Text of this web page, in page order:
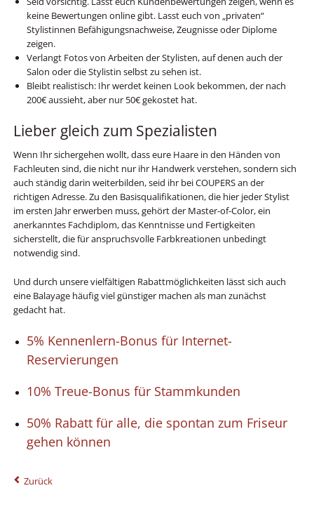
keine Bewertungen online gibt. Lasst euch von „privaten“
Stylistinnen Befähigungsnachweise, Zeugnisse oder Diplome
zeigen.
Verlangt Fotos von Arbeiten der Stylisten, auf denen auch der
Salon oder die Stylistin selbst zu sehen ist.
Bleibt realistisch: Ihr werdet keinen Look bekommen, der nach
200€ aussieht, aber nur 50€ gekostet hat.
Lieber gleich zum Spezialisten
Wenn Ihr sichergehen wollt, dass eure Haare in den Händen von
Fachleuten sind, die nicht nur ihr Handwerk verstehen, sondern sich
auch ständig darin weiterbilden, seid ihr bei COUPERS an der
richtigen Adresse. Zu den Basisqualifikationen, die hier jeder Stylist
im ersten Jahr erwerben muss, gehört der Master-of-Color, ein
anerkanntes Fachdiplom, das Kenntnisse und Fertigkeiten
sicherstellt, die für anspruchsvolle Farbkreationen unbedingt
notwendig sind.
Und durch unsere vielfältigen Rabattmöglichkeiten lässt sich auch
eine Balayage häufig viel günstiger machen als man zunächst
gedacht hat.
5% Kennenlern-Bonus für Internet-
Reservierungen
10% Treue-Bonus für Stammkunden
50% Rabatt für alle, die spontan zum Friseur
gehen können
Zurück